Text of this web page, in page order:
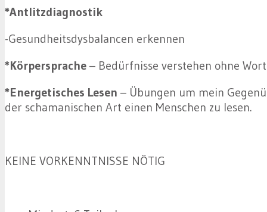
*Antlitzdiagnostik
-Gesundheitsdysbalancen erkennen
*Körpersprache – Bedürfnisse verstehen ohne
*Energetisches Lesen – Übungen um mein
der schamanischen Art einen Menschen zu lesen.
KEINE VORKENNTNISSE NÖTIG